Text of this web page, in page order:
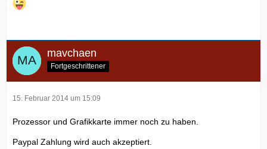
mavchaen
Fortgeschrittener
15. Februar 2014 um 15:09
Prozessor und Grafikkarte immer noch zu haben.
Paypal Zahlung wird auch akzeptiert.